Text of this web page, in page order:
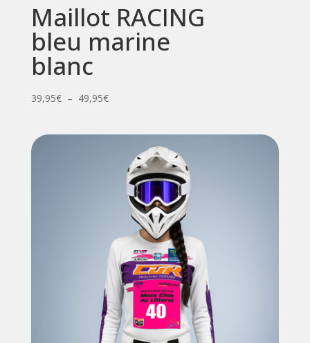
Maillot RACING
bleu marine
blanc
39,95€ – 49,95€Plage
49,95€